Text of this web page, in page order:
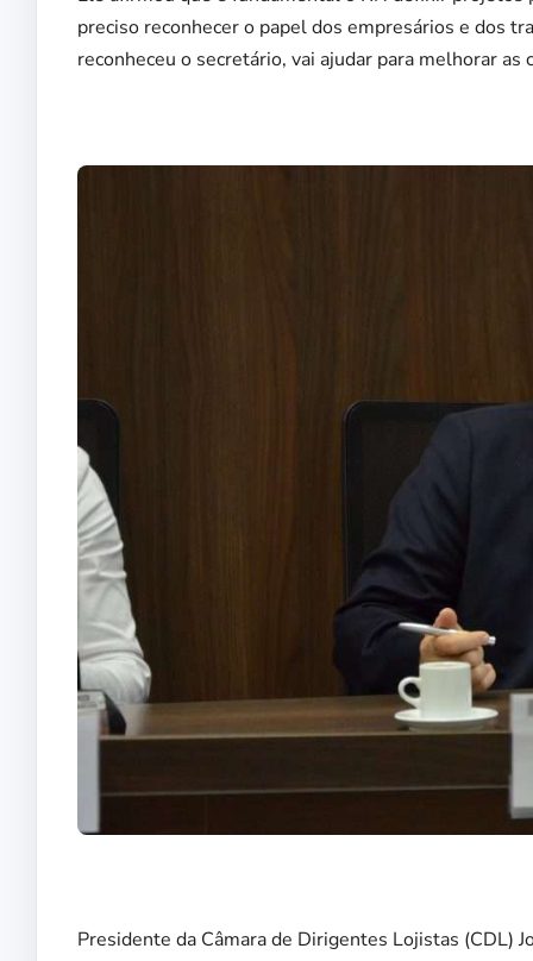
preciso reconhecer o papel dos empresários e dos
reconheceu o secretário, vai ajudar para melhorar
Presidente da Câmara de Dirigentes Lojistas (CDL)